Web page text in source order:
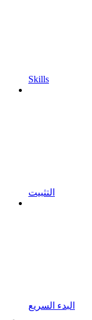
Skills
التثبيت
البدء السريع